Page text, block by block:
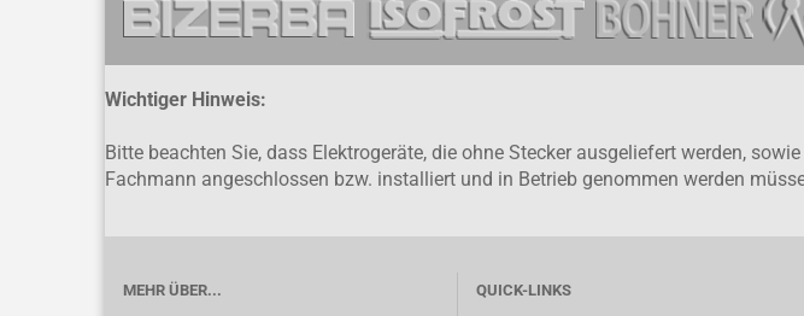
Wichtiger Hinweis:
Bitte beachten Sie, dass Elektrogeräte, die ohne Stecker ausgeliefert werden,
Fachmann angeschlossen bzw. installiert und in Betrieb genommen werden
MEHR ÜBER...
QUICK-LINKS